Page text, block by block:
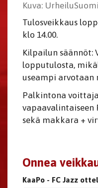
Kuva:
Tulosveikkaus
klo 14.00.
Kilpailun säännöt:
lopputulosta,
useampi arvotaan
Palkintona
vapaavalintaiseen
sekä makkara +
Onnea
KaaPo - FC Jazz